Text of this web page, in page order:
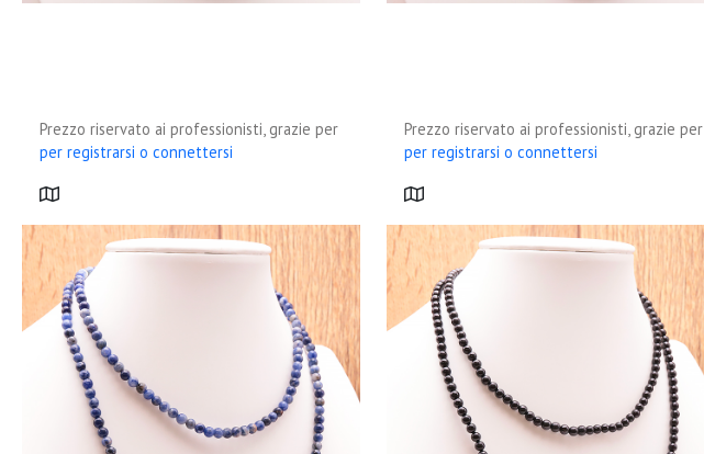
Prezzo riservato ai professionisti, grazie per
per registrarsi o connettersi
Prezzo riservato ai professionisti, grazie per
per registrarsi o connettersi